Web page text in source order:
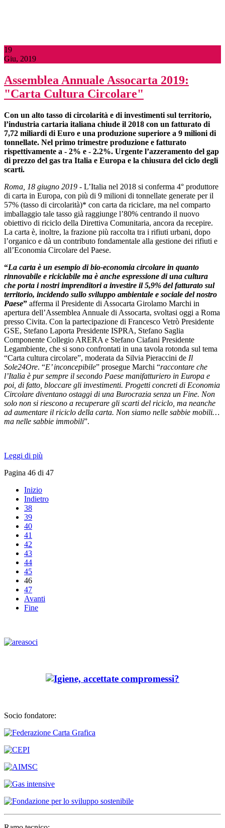
19
Giu, 2019
Assemblea Annuale Assocarta 2019:
"Carta Cultura Circolare"
Con un alto tasso di circolarità e di investimenti sul territorio,
l’industria cartaria italiana chiude il 2018 con un fatturato di
7,72 miliardi di Euro e una produzione superiore a 9 milioni di
tonnellate. Nel primo trimestre produzione e fatturato
rispettivamente a - 2% e - 2.2%. Urgente l’azzeramento del gap
di prezzo del gas tra Italia e Europa e la chiusura del ciclo degli
scarti.
Roma, 18 giugno 2019 - L’Italia nel 2018 si conferma 4° produttore
di carta in Europa, con più di 9 milioni di tonnellate generate per il
57% (tasso di circolarità)* con carta da riciclare, ma nel comparto
imballaggio tale tasso già raggiunge l’80% centrando il nuovo
obiettivo di riciclo della Direttiva Comunitaria, ancora da recepire.
La carta è, inoltre, la frazione più raccolta tra i rifiuti urbani, dopo
l’organico e dà un contributo fondamentale alla gestione dei rifiuti e
all’Economia Circolare del Paese.
“La carta è un esempio di bio-economia circolare in quanto
rinnovabile e riciclabile ma è anche espressione di una cultura
che porta i nostri imprenditori a investire il 5,9% del fatturato sul
territorio, incidendo sullo sviluppo ambientale e sociale del nostro
Paese” afferma il Presidente di Assocarta Girolamo Marchi in
apertura dell’Assemblea Annuale di Assocarta, svoltasi oggi a Roma
presso Civita. Con la partecipazione di Francesco Vetrò Presidente
GSE, Stefano Laporta Presidente ISPRA, Stefano Saglia
Componente Collegio ARERA e Stefano Ciafani Presidente
Legambiente, che si sono confrontati in una tavola rotonda sul tema
“Carta cultura circolare”, moderata da Silvia Pieraccini de Il
Sole24Ore. “E’ inconcepibile” prosegue Marchi “raccontare che
l’Italia è pur sempre il secondo Paese manifatturiero in Europa e
poi, di fatto, bloccare gli investimenti. Progetti concreti di Economia
Circolare diventano ostaggi di una Burocrazia senza un Fine. Non
solo non si riescono a recuperare gli scarti del riciclo, ma neanche
ad aumentare il riciclo della carta. Non siamo nelle sabbie mobili…
ma nelle sabbie immobili”.
Leggi di più
Pagina 46 di 47
Inizio
Indietro
38
39
40
41
42
43
44
45
46
47
Avanti
Fine
Socio fondatore: